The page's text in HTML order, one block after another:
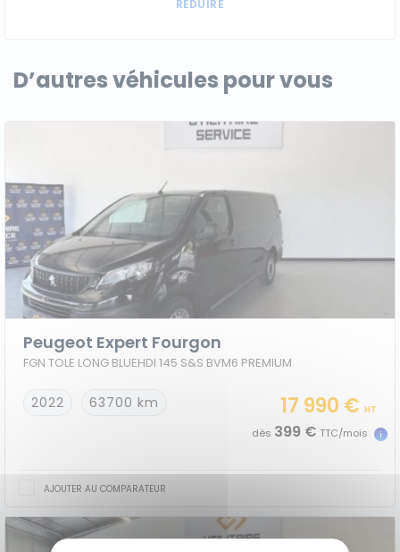
D’autres véhicules pour vous
Peugeot Expert Fourgon
FGN TOLE LONG BLUEHDI 145 S&S BVM6 PREMIUM
2022 63700 km 17 990 € HT
dès 399 € TTC/mois
AJOUTER AU COMPARATEUR